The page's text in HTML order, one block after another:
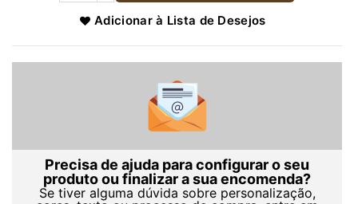
Adicionar à Lista de Desejos
Precisa de ajuda para configurar o seu
produto ou finalizar a sua encomenda?
Se tiver alguma dúvida sobre personalização,